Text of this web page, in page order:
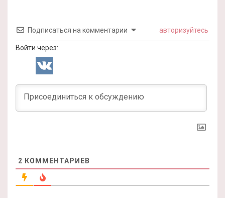
Подписаться на комментарии авторизуйтесь
Войти через:
2 КОММЕНТАРИЕВ